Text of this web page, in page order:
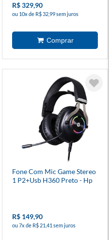
R$ 329,90
ou 10x de R$ 32,99 sem juros
Fone Com Mic Game Stereo
1 P2+Usb H360 Preto - Hp
R$ 149,90
ou 7x de R$ 21,41 sem juros